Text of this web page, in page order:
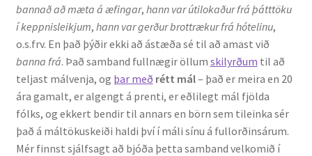
Óritrýnt fræðilegt efni
Málfarspistlar
Fræðilegir fyrirlestrar
Ýmis erindi
bannað að mæta á æfingar, hann var útilokaður frá þátttöku
í keppnisleikjum, hann var gerður brottrækur frá hótelinu,
o.s.frv. En það þýðir ekki að ástæða sé til að amast við
banna frá. Það samband fullnægir öllum skilyrðum til að
teljast málvenja, og þar með rétt mál– það er meira en 20
ára gamalt, er algengt á prenti, er eðlilegt mál fjölda
fólks, og ekkert bendir til annars en börn sem tileinka sér
það á máltökuskeiði haldi því í máli sínu á fullorðinsárum.
Mér finnst sjálfsagt að bjóða þetta samband velkomið í